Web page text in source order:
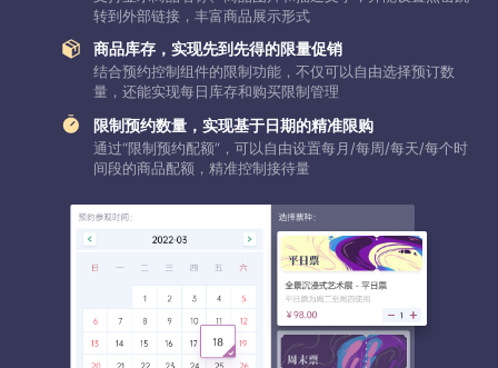
转到外部链接，丰富商品展示形式
商品库存，实现先到先得的限量促销
结合预约控制组件的限制功能，不仅可以自由选择预订数
量，还能实现每日库存和购买限制管理
限制预约数量，实现基于日期的精准限购
通过“限制预约配额”，可以自由设置每月/每周/每天/每个时
间段的商品配额，精准控制接待量